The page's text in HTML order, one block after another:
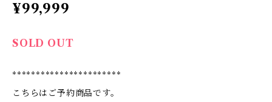
¥99,999
SOLD OUT
***********************
こちらはご予約商品です。